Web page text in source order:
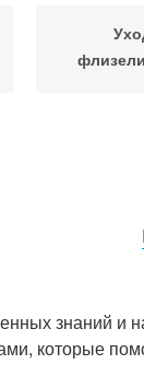
знаний и
которые